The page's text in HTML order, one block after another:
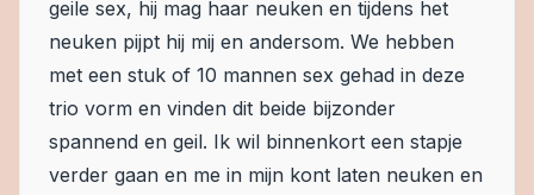
geile sex, hij mag haar neuken en tijdens het
neuken pijpt hij mij en andersom. We hebben
met een stuk of 10 mannen sex gehad in deze
trio vorm en vinden dit beide bijzonder
spannend en geil. Ik wil binnenkort een stapje
verder gaan en me in mijn kont laten neuken en